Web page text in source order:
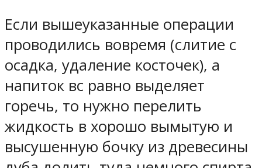
Если вышеуказанные операции
проводились вовремя (слитие с
осадка, удаление косточек), а
напиток вс равно выделяет
горечь, то нужно перелить
жидкость в хорошо вымытую и
высушенную бочку из древесины